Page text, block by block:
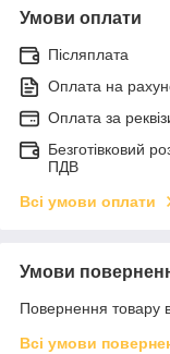
Умови оплати
Післяплата
Оплата на
Оплата за
Безготівковий
ПДВ
Всі умови оплати
Умови
Повернення товару
Всі умови